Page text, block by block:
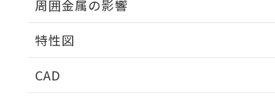
周囲金属の影響
特性図
CAD